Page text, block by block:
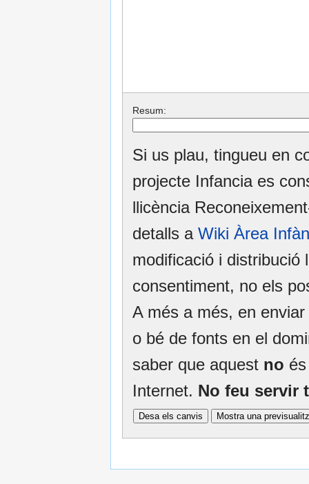
Resum:
Si us plau, tingueu en
projecte Infancia es
llicència
detalls a Wiki Àrea
modificació i distribució
consentiment, no els
A més a més, en
o bé de fonts en el
saber que aquest no
Internet. No feu servir